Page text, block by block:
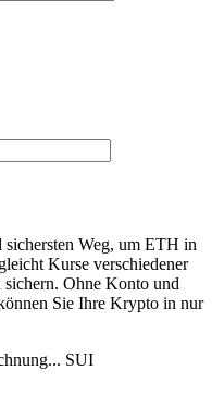
sichersten Weg, um ETH in
Kurse verschiedener
sichern. Ohne Konto und
Sie Ihre Krypto in nur
SUI